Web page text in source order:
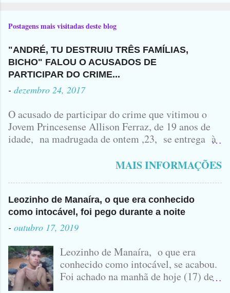
Postagens mais visitadas deste blog
"ANDRÉ, TU DESTRUIU TRÊS FAMÍLIAS,
BICHO" FALOU O ACUSADOS DE
PARTICIPAR DO CRIME...
- dezembro 24, 2017
O acusado de participar do crime que vitimou o
Jovem Princesense Allison Ferraz, de 19 anos de
idade, na madrugada de ontem ,23, se entrega à
vulgo ( CORRÓ ) falou como tudo aconteceu ...
MAIS INFORMAÇÕES
Leozinho de Manaíra, o que era conhecido
como intocável, foi pego durante a noite
- outubro 17, 2019
Leozinho de Manaíra, o que era
conhecido como intocável, se acabou.
Foi achado na manhã de hoje (17) de